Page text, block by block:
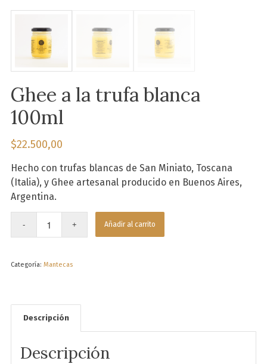
Ghee a la trufa blanca
100ml
$22.500,00
Hecho con trufas blancas de San Miniato, Toscana
(Italia), y Ghee artesanal producido en Buenos Aires,
Argentina.
Añadir al carrito
Categoría: Mantecas
Descripción
Descripción